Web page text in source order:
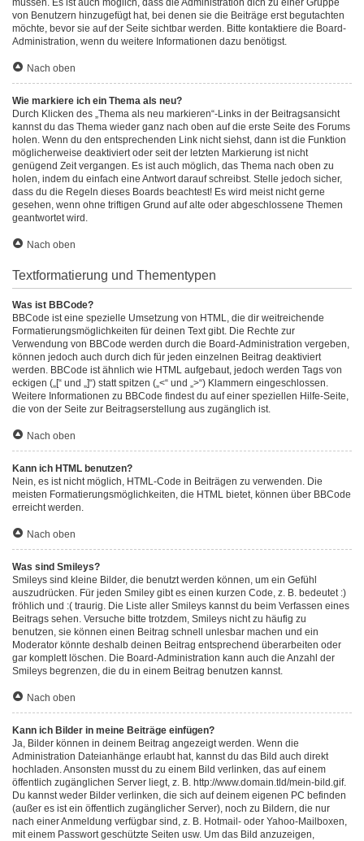
müssen. Es ist auch möglich, dass die Administration dich zu einer Gruppe
von Benutzern hinzugefügt hat, bei denen sie die Beiträge erst begutachten
möchte, bevor sie auf der Seite sichtbar werden. Bitte kontaktiere die Board-
Administration, wenn du weitere Informationen dazu benötigst.
Nach oben
Wie markiere ich ein Thema als neu?
Durch Klicken des „Thema als neu markieren“-Links in der Beitragsansicht
kannst du das Thema wieder ganz nach oben auf die erste Seite des Forums
holen. Wenn du den entsprechenden Link nicht siehst, dann ist die Funktion
möglicherweise deaktiviert oder seit der letzten Markierung ist nicht
genügend Zeit vergangen. Es ist auch möglich, das Thema nach oben zu
holen, indem du einfach eine Antwort darauf schreibst. Stelle jedoch sicher,
dass du die Regeln dieses Boards beachtest! Es wird meist nicht gerne
gesehen, wenn ohne triftigen Grund auf alte oder abgeschlossene Themen
geantwortet wird.
Nach oben
Textformatierung und Thementypen
Was ist BBCode?
BBCode ist eine spezielle Umsetzung von HTML, die dir weitreichende
Formatierungsmöglichkeiten für deinen Text gibt. Die Rechte zur
Verwendung von BBCode werden durch die Board-Administration vergeben,
können jedoch auch durch dich für jeden einzelnen Beitrag deaktiviert
werden. BBCode ist ähnlich wie HTML aufgebaut, jedoch werden Tags von
eckigen („[“ und „]“) statt spitzen („<“ und „>“) Klammern eingeschlossen.
Weitere Informationen zu BBCode findest du auf einer speziellen Hilfe-Seite,
die von der Seite zur Beitragserstellung aus zugänglich ist.
Nach oben
Kann ich HTML benutzen?
Nein, es ist nicht möglich, HTML-Code in Beiträgen zu verwenden. Die
meisten Formatierungsmöglichkeiten, die HTML bietet, können über BBCode
erreicht werden.
Nach oben
Was sind Smileys?
Smileys sind kleine Bilder, die benutzt werden können, um ein Gefühl
auszudrücken. Für jeden Smiley gibt es einen kurzen Code, z. B. bedeutet :)
fröhlich und :( traurig. Die Liste aller Smileys kannst du beim Verfassen eines
Beitrags sehen. Versuche bitte trotzdem, Smileys nicht zu häufig zu
benutzen, sie können einen Beitrag schnell unlesbar machen und ein
Moderator könnte deshalb deinen Beitrag entsprechend überarbeiten oder
gar komplett löschen. Die Board-Administration kann auch die Anzahl der
Smileys begrenzen, die du in einem Beitrag benutzen kannst.
Nach oben
Kann ich Bilder in meine Beiträge einfügen?
Ja, Bilder können in deinem Beitrag angezeigt werden. Wenn die
Administration Dateianhänge erlaubt hat, kannst du das Bild auch direkt
hochladen. Ansonsten musst du zu einem Bild verlinken, das auf einem
öffentlich zugänglichen Server liegt, z. B. http://www.domain.tld/mein-bild.gif.
Du kannst weder Bilder verlinken, die sich auf deinem eigenen PC befinden
(außer es ist ein öffentlich zugänglicher Server), noch zu Bildern, die nur
nach einer Anmeldung verfügbar sind, z. B. Hotmail- oder Yahoo-Mailboxen,
mit einem Passwort geschützte Seiten usw. Um das Bild anzuzeigen,